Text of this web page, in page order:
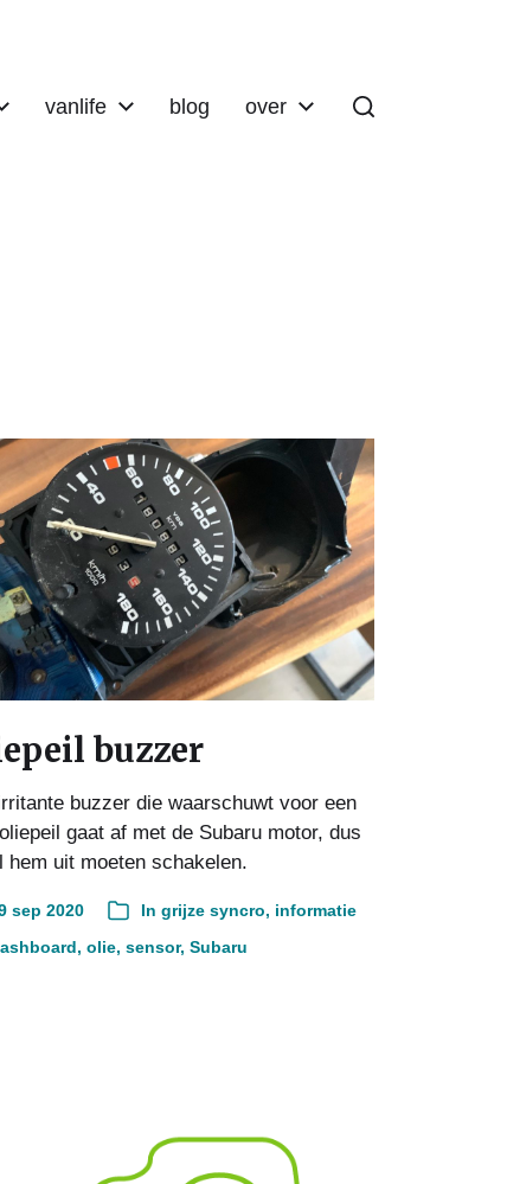
vanlife blog over
buzzer
buzzer die waarschuwt voor een
gaat af met de Subaru motor, dus
hem uit moeten schakelen.
sep 2020 In grijze syncro, informatie
, olie, sensor, Subaru